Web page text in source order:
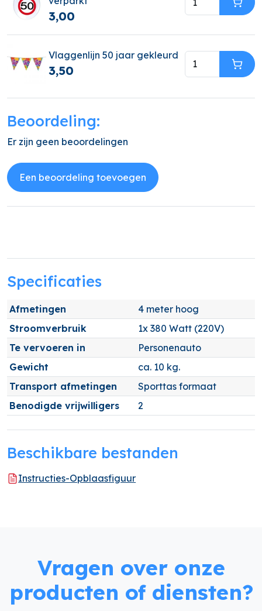
3,00
In
Vlaggenlijn 50 jaar gekleurd
3,50 In
Beoordeling:
Er zijn geen beoordelingen
Een beoordeling toevoegen
Specificaties
Afmetingen
4 meter hoog
Stroomverbruik
1x 380 Watt (220V)
Te vervoeren in
Personenauto
Gewicht
ca. 10 kg.
Transport afmetingen
Sporttas formaat
Benodigde vrijwilligers
2
Beschikbare bestanden
Instructies-Opblaasfiguur
Vragen over onze
producten of diensten?